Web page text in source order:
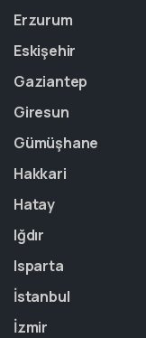
Erzurum
Eskişehir
Gaziantep
Giresun
Gümüşhane
Hakkari
Hatay
Iğdır
Isparta
İstanbul
İzmir